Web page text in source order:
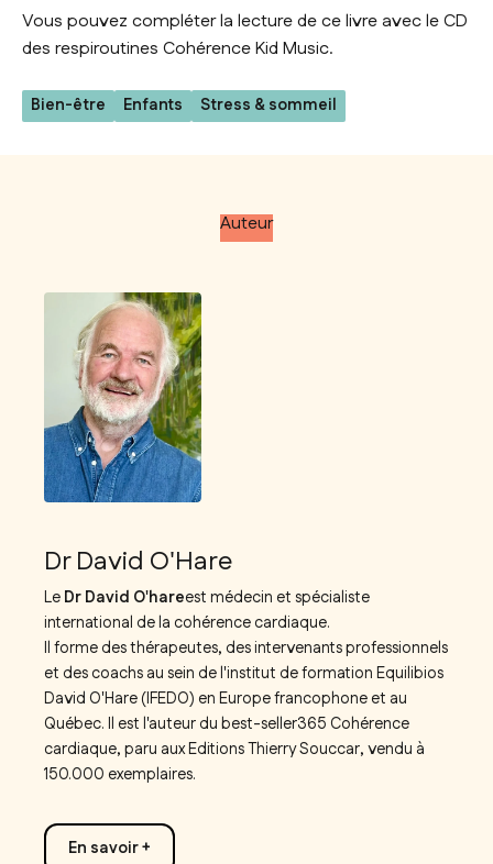
Vous pouvez compléter la lecture de ce livre avec le CD
des respiroutines Cohérence Kid Music.
Bien-être Enfants Stress & sommeil
Auteur
Dr David O'Hare
Le Dr David O'hareest médecin et spécialiste
international de la cohérence cardiaque.
Il forme des thérapeutes, des intervenants professionnels
et des coachs au sein de l'institut de formation Equilibios
David O'Hare (IFEDO) en Europe francophone et au
Québec. Il est l'auteur du best-seller365 Cohérence
cardiaque, paru aux Editions Thierry Souccar, vendu à
150.000 exemplaires.
En savoir +